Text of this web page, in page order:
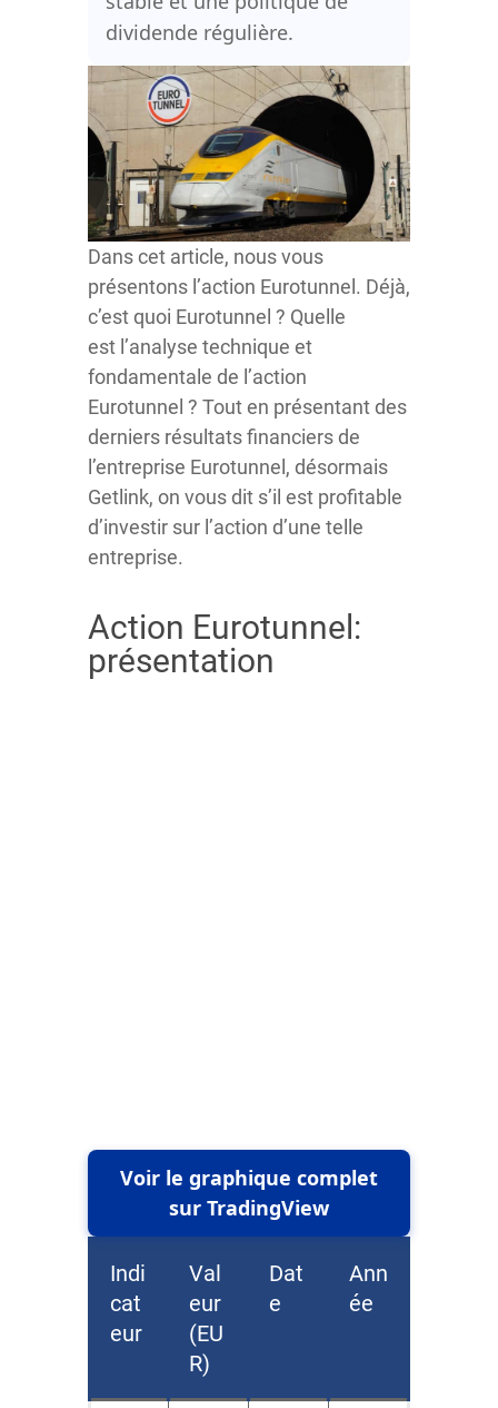
dividende régulière.
Dans cet article, nous vous
présentons l’action Eurotunnel. Déjà,
c’est quoi Eurotunnel ? Quelle
est l’analyse technique et
fondamentale de l’action
Eurotunnel ? Tout en présentant des
derniers résultats financiers de
l’entreprise Eurotunnel, désormais
Getlink, on vous dit s’il est profitable
d’investir sur l’action d’une telle
entreprise.
Action Eurotunnel:
présentation
Voir le graphique complet
sur TradingView
Indi
cat
eur
Val
eur
(EU
R)
Dat
e
Ann
ée